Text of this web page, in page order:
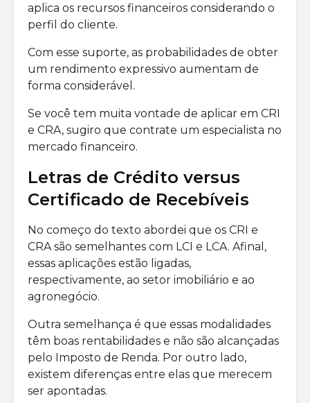
aplica os recursos financeiros considerando o
perfil do cliente.
Com esse suporte, as probabilidades de obter
um rendimento expressivo aumentam de
forma considerável.
Se você tem muita vontade de aplicar em CRI
e CRA, sugiro que contrate um especialista no
mercado financeiro.
Letras de Crédito versus
Certificado de Recebíveis
No começo do texto abordei que os CRI e
CRA são semelhantes com LCI e LCA. Afinal,
essas aplicações estão ligadas,
respectivamente, ao setor imobiliário e ao
agronegócio.
Outra semelhança é que essas modalidades
têm boas rentabilidades e não são alcançadas
pelo Imposto de Renda. Por outro lado,
existem diferenças entre elas que merecem
ser apontadas.